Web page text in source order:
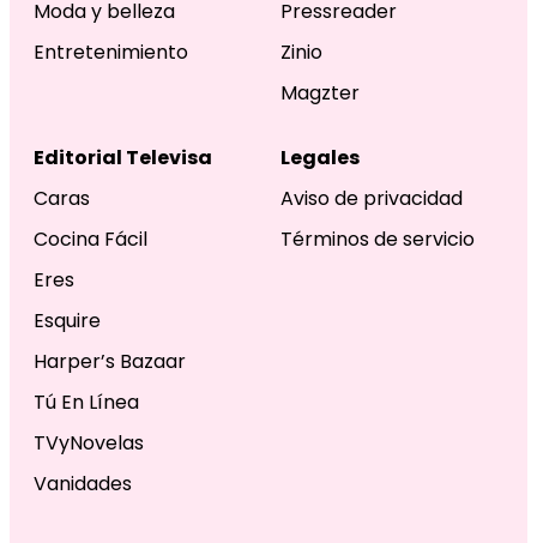
Moda y belleza
Entretenimiento
Pressreader
Zinio
Magzter
Editorial Televisa
Caras
Cocina Fácil
Eres
Esquire
Harper’s Bazaar
Tú En Línea
TVyNovelas
Vanidades
Legales
Aviso de privacidad
Términos de servicio